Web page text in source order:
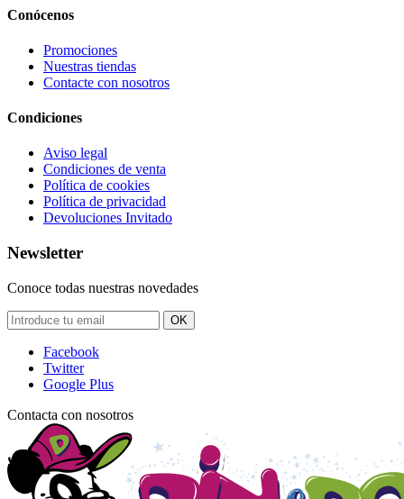
Conócenos
Promociones
Nuestras tiendas
Contacte con nosotros
Condiciones
Aviso legal
Condiciones de venta
Política de cookies
Política de privacidad
Devoluciones Invitado
Newsletter
Conoce todas nuestras novedades
OK
Facebook
Twitter
Google Plus
Contacta con nosotros